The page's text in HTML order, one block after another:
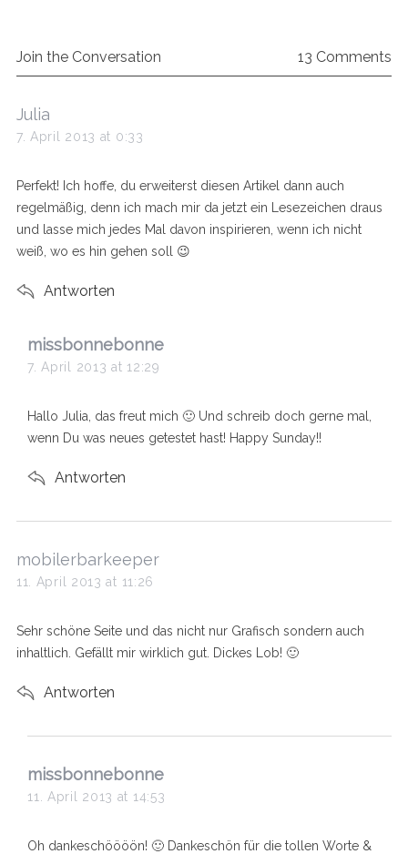
Join the Conversation 13 Comments
s
a
s
:
Julia
7. April 2013 at 0:33
Perfekt! Ich hoffe, du erweiterst diesen Artikel dann auch
regelmäßig, denn ich mach mir da jetzt ein Lesezeichen draus
und lasse mich jedes Mal davon inspirieren, wenn ich nicht
weiß, wo es hin gehen soll 😉
Antworten
s
a
s
:
missbonnebonne
7. April 2013 at 12:29
Hallo Julia, das freut mich 🙂 Und schreib doch gerne mal,
wenn Du was neues getestet hast! Happy Sunday!!
Antworten
s
a
s
:
mobilerbarkeeper
11. April 2013 at 11:26
Sehr schöne Seite und das nicht nur Grafisch sondern auch
inhaltlich. Gefällt mir wirklich gut. Dickes Lob! 🙂
Antworten
s
a
s
missbonnebonne
11. April 2013 at 14:53
Oh dankeschöööön! 🙂 Dankeschön für die tollen Worte &